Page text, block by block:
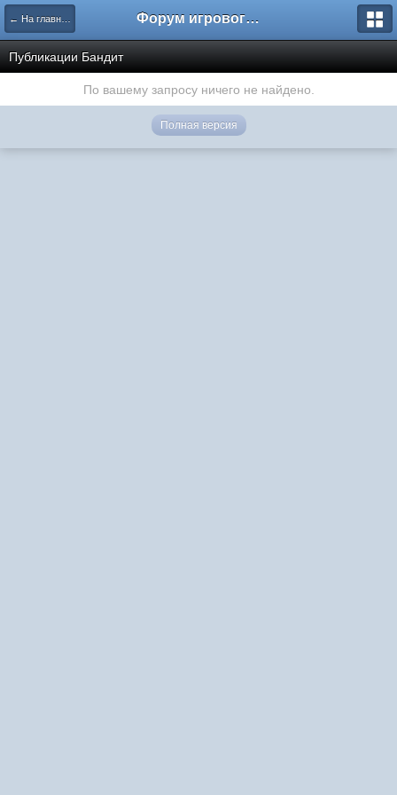
← На главную Форум игрового проекта Riverrise
Публикации Бандит
По вашему запросу ничего не найдено.
Полная версия